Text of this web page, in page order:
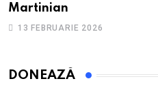
Martinian
13 FEBRUARIE 2026
DONEAZĂ